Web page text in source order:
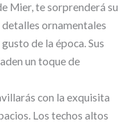
Mier, te sorprenderá su
ornamentales
de la época. Sus
un toque de
con la exquisita
Los techos altos